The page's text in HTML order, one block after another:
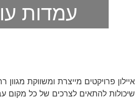
עמדות
איילון פרויקטים מייצרת ומשווקת
שיכולות להתאים לצרכים של כל מקום